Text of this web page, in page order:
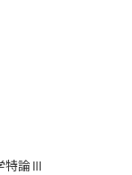
特論Ⅲ